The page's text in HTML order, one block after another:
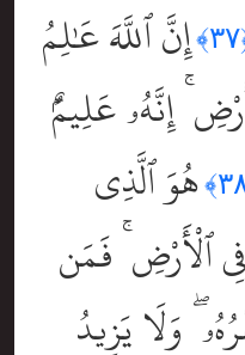
إِنَّ ٱللَّهَ عَٰلِمُ
إِنَّهُۥ عَلِيمٌۢ
هُوَ ٱلَّذِى
فَمَن
وَلَا يَزِيدُ